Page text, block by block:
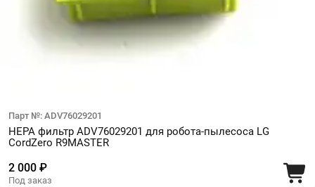
Парт №: ADV76029201
HEPA фильтр ADV76029201 для робота-пылесоса LG
CordZero R9MASTER
2 000 ₽
Под заказ